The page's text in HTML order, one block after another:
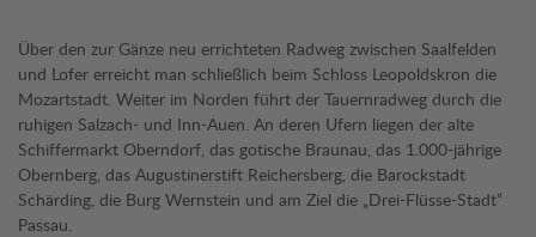
Über den zur Gänze neu errichteten Radweg zwischen Saalfelden
und Lofer erreicht man schließlich beim Schloss Leopoldskron die
Mozartstadt. Weiter im Norden führt der Tauernradweg durch die
ruhigen Salzach- und Inn-Auen. An deren Ufern liegen der alte
Schiffermarkt Oberndorf, das gotische Braunau, das 1.000-jährige
Obernberg, das Augustinerstift Reichersberg, die Barockstadt
Schärding, die Burg Wernstein und am Ziel die „Drei-Flüsse-Stadt“
Passau.